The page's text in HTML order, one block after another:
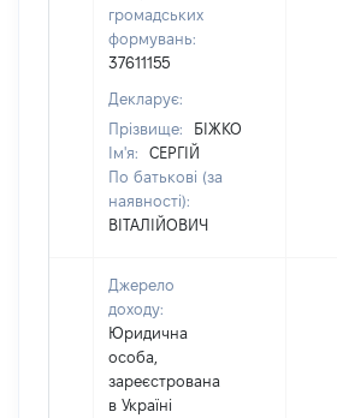
громадських
формувань:
37611155
Декларує:
Прізвище:
БІЖКО
Ім'я:
СЕРГІЙ
По батькові (за
наявності):
ВІТАЛІЙОВИЧ
Джерело
доходу:
Юридична
особа,
зареєстрована
в Україні